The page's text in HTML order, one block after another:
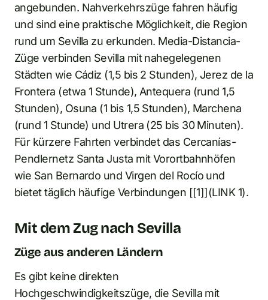
angebunden. Nahverkehrszüge fahren häufig
und sind eine praktische Möglichkeit, die Region
rund um Sevilla zu erkunden. Media-Distancia-
Züge verbinden Sevilla mit nahegelegenen
Städten wie Cádiz (1,5 bis 2 Stunden), Jerez de la
Frontera (etwa 1 Stunde), Antequera (rund 1,5
Stunden), Osuna (1 bis 1,5 Stunden), Marchena
(rund 1 Stunde) und Utrera (25 bis 30 Minuten).
Für kürzere Fahrten verbindet das Cercanías-
Pendlernetz Santa Justa mit Vorortbahnhöfen
wie San Bernardo und Virgen del Rocío und
bietet täglich häufige Verbindungen [[1]](LINK 1).
Mit dem Zug nach Sevilla
Züge aus anderen Ländern
Es gibt keine direkten
Hochgeschwindigkeitszüge, die Sevilla mit